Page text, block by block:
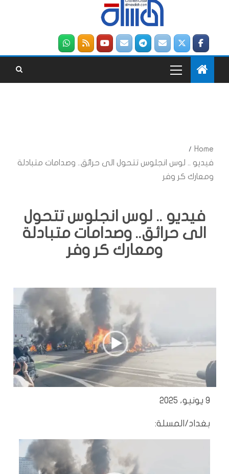
Home
فيديو .. لوس انجلوس تتحول الى حرائق.. وصدامات متبادلة
ومعارك كر وفر
فيديو .. لوس انجلوس تتحول
الى حرائق.. وصدامات متبادلة
ومعارك كر وفر
9 يونيو، 2025
بغداد/المسلة: